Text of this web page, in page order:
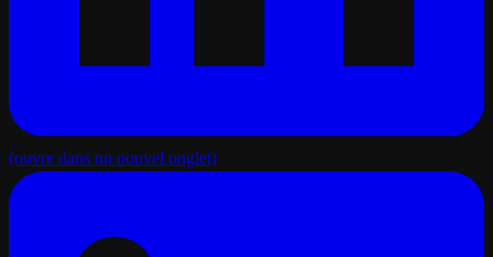
(ouvre dans un nouvel onglet)